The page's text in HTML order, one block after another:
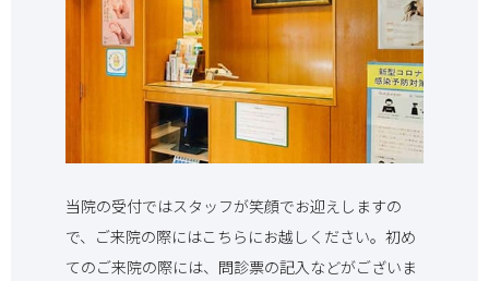
当院の受付ではスタッフが笑顔でお迎えしますの
で、ご来院の際にはこちらにお越しください。初め
てのご来院の際には、問診票の記入などがございま